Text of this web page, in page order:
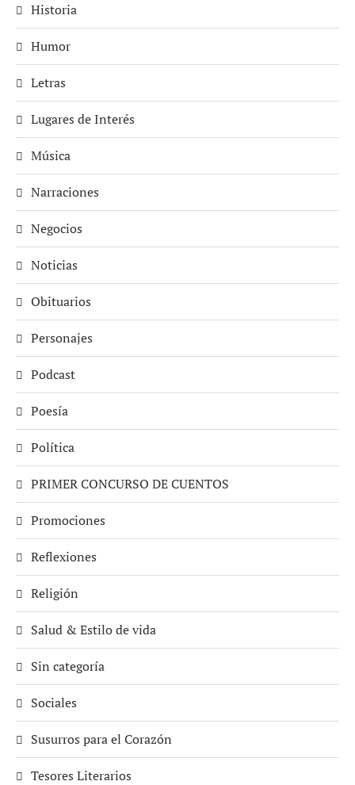
Historia
Humor
Letras
Lugares de Interés
Música
Narraciones
Negocios
Noticias
Obituarios
Personajes
Podcast
Poesía
Política
PRIMER CONCURSO DE CUENTOS
Promociones
Reflexiones
Religión
Salud & Estilo de vida
Sin categoría
Sociales
Susurros para el Corazón
Tesores Literarios